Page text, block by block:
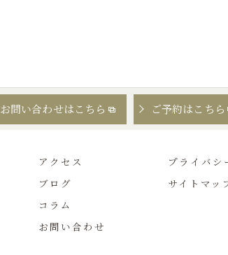
お問い合わせはこちら ご予約はこちら
アクセス
ブログ
コラム
お問い合わせ
プライバシ
サイトマッ